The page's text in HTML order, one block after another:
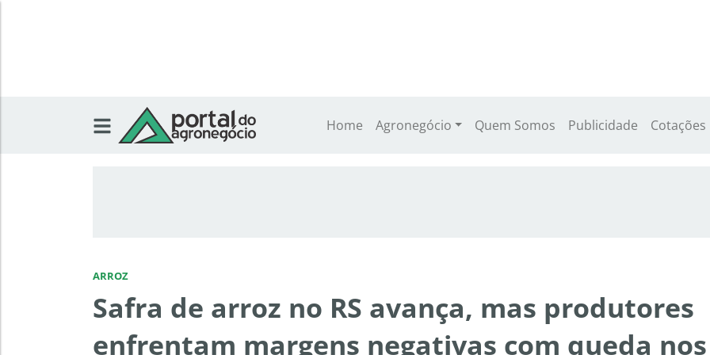
Home Agronegócio Quem Somos Publicidade Cotações
ARROZ
Safra de arroz no RS avança, mas produtores
enfrentam margens negativas com queda nos